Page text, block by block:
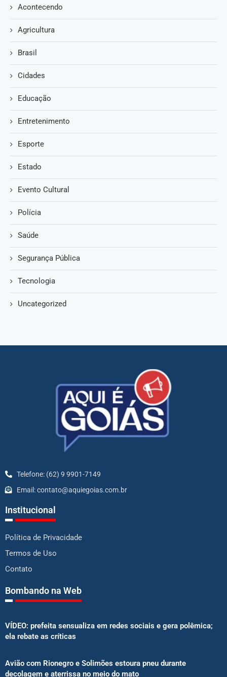
Acontecendo
Agricultura
Brasil
Cidades
Educação
Entretenimento
Esporte
Estado
Evento Cultural
Polícia
Saúde
Segurança Pública
Tecnologia
Uncategorized
Telefone: (62) 9 9901-7149
Email: contato@aquiegoias.com.br
Institucional
Política de Privacidade
Termos de Uso
Contato
Bombando na Web
VÍDEO: prefeita sensualiza em redes sociais e gera polêmica;
ela rebate as críticas
Avião com Rionegro e Solimões estoura pneu durante
decolagem e aterrissa no meio do mato